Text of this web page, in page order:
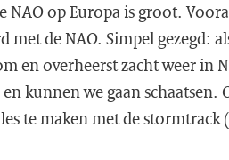
NAO op Europa is groot.
met de NAO. Simpel gezegd:
en overheerst zacht weer in
kunnen we gaan schaatsen.
te maken met de stormtrack